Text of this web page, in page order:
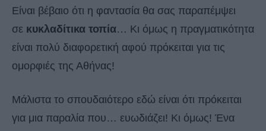
Είναι βέβαιο ότι η φαντασία θα σας παραπέμψει
σε κυκλαδίτικα τοπία… Κι όμως η πραγματικότητα
είναι πολύ διαφορετική αφού πρόκειται για τις
ομορφιές της Αθήνας!
Μάλιστα το σπουδαιότερο εδώ είναι ότι πρόκειται
για μια παραλία που… ευωδιάζει! Κι όμως! Ένα